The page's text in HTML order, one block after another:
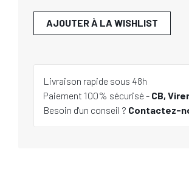
AJOUTER À LA WISHLIST
Livraison rapide sous 48h
Paiement 100% sécurisé - CB,
Besoin d'un conseil ? Contactez-